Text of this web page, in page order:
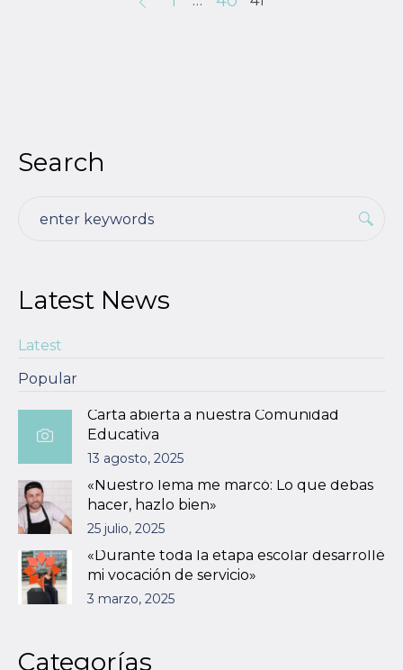
Search
Latest News
Latest
Popular
Carta abierta a nuestra Comunidad
Educativa
13 agosto, 2025
«Nuestro lema me marcó: Lo que debas
hacer, hazlo bien»
25 julio, 2025
«Durante toda la etapa escolar desarrollé
mi vocación de servicio»
3 marzo, 2025
Categorías